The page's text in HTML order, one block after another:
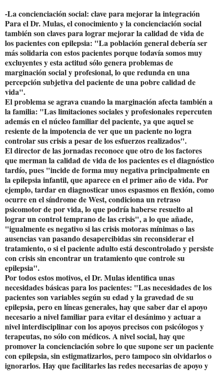
-La concienciación social: clave para mejorar la integración
Para el Dr. Mulas, el conocimiento y la concienciación social
también son claves para lograr mejorar la calidad de vida de
los pacientes con epilepsia: "La población general debería ser
más solidaria con estos pacientes porque todavía somos muy
excluyentes y esta actitud sólo genera problemas de
marginación social y profesional, lo que redunda en una
percepción subjetiva del paciente de una pobre calidad de
vida".
El problema se agrava cuando la marginación afecta también a
la familia: "Las limitaciones sociales y profesionales repercuten
además en el núcleo familiar del paciente, ya que aquel se
resiente de la impotencia de ver que un paciente no logra
controlar sus crisis a pesar de los esfuerzos realizados".
El director de las jornadas reconoce que otro de los factores
que merman la calidad de vida de los pacientes es el diagnóstico
tardío, pues "incide de forma muy negativa principalmente en
la epilepsia infantil, que aparece en el primer año de vida. Por
ejemplo, tardar en diagnosticar unos espasmos en flexión, como
ocurre en el síndrome de West, condiciona un retraso
psicomotor de por vida, lo que podría haberse resuelto al
lograr un control temprano de las crisis", a lo que añade,
"igualmente es negativo si las crisis motoras mínimas o las
ausencias van pasando desapercibidas sin reconsiderar el
tratamiento, o si el paciente adulto está descontrolado y persiste
con crisis sin encontrar un tratamiento que controle su
epilepsia".
Por todos estos motivos, el Dr. Mulas identifica unas
necesidades básicas para los pacientes: "Las necesidades de los
pacientes son variables según su edad y la gravedad de su
epilepsia, pero en líneas generales, hay que saber dar el apoyo
necesario a nivel familiar para evitar el desánimo y actuar a
nivel interdisciplinar con los apoyos precisos con psicólogos y
terapeutas, no sólo con médicos. A nivel social, hay que
promover la concienciación sobre lo que supone ser un paciente
con epilepsia, sin estigmatizarlos, pero tampoco sin olvidarlos o
ignorarlos. Hay que facilitarles las redes necesarias de apoyo y